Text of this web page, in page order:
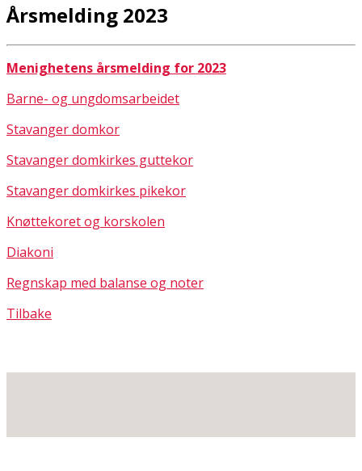
Årsmelding 2023
Menighetens årsmelding for 2023
Barne- og ungdomsarbeidet
Stavanger domkor
Stavanger domkirkes guttekor
Stavanger domkirkes pikekor
Knøttekoret og korskolen
Diakoni
Regnskap med balanse og noter
Tilbake